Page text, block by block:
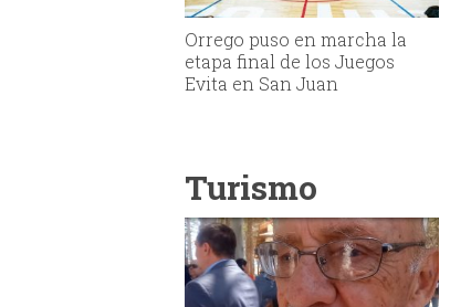
Orrego puso en marcha la
etapa final de los Juegos
Evita en San Juan
Turismo